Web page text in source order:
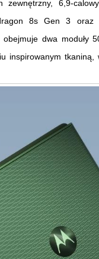
zewnętrzny, 6,9-
8s Gen 3
dwa
inspirowanym